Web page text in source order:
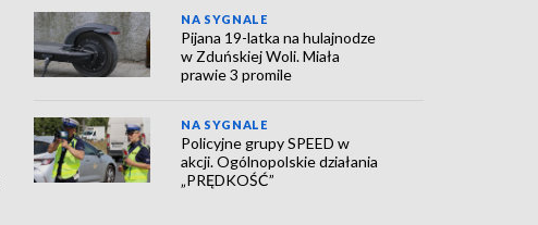
NA SYGNALE
Pijana 19-latka na hulajnodze
w Zduńskiej Woli. Miała
prawie 3 promile
NA SYGNALE
Policyjne grupy SPEED w
akcji. Ogólnopolskie działania
„PRĘDKOŚĆ”